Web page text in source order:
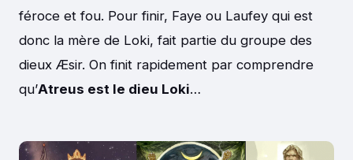
féroce et fou. Pour finir, Faye ou Laufey qui est
donc la mère de Loki, fait partie du groupe des
dieux Æsir. On finit rapidement par comprendre
qu’Atreus est le dieu Loki…